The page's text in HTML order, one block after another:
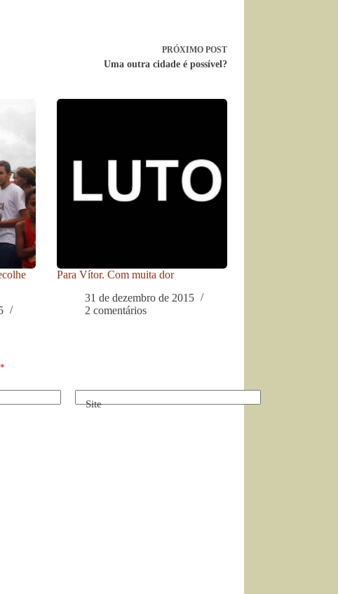
PRÓXIMO POST
Uma outra cidade é possível?
Para Vítor. Com muita dor
31 de dezembro de 2015
2 comentários
*
Site